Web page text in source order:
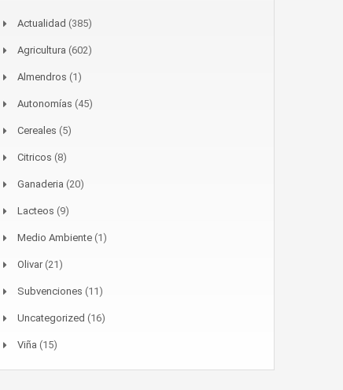
Actualidad (385)
Agricultura (602)
Almendros (1)
Autonomías (45)
Cereales (5)
Citricos (8)
Ganaderia (20)
Lacteos (9)
Medio Ambiente (1)
Olivar(21)
Subvenciones (11)
Uncategorized (16)
Viña (15)